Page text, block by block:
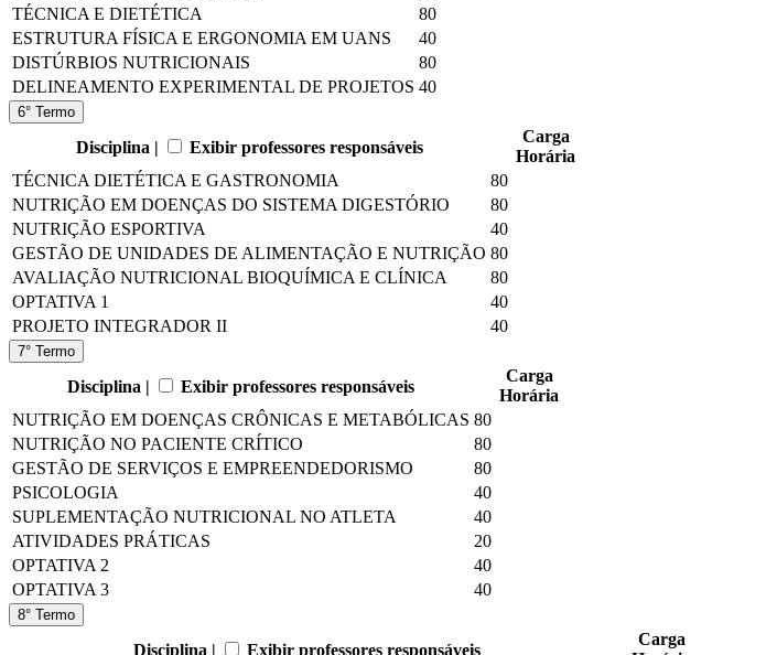
TÉCNICA E DIETÉTICA
80
ESTRUTURA FÍSICA E ERGONOMIA EM UANS
40
DISTÚRBIOS NUTRICIONAIS
80
DELINEAMENTO EXPERIMENTAL DE PROJETOS 40
6° Termo
Disciplina | Exibir professores responsáveis
Carga
Horária
TÉCNICA DIETÉTICA E GASTRONOMIA
80
NUTRIÇÃO EM DOENÇAS DO SISTEMA DIGESTÓRIO
80
NUTRIÇÃO ESPORTIVA
40
GESTÃO DE UNIDADES DE ALIMENTAÇÃO E NUTRIÇÃO 80
AVALIAÇÃO NUTRICIONAL BIOQUÍMICA E CLÍNICA
80
OPTATIVA 1
40
PROJETO INTEGRADOR II
40
7° Termo
Disciplina | Exibir professores responsáveis
Carga
Horária
NUTRIÇÃO EM DOENÇAS CRÔNICAS E METABÓLICAS 80
NUTRIÇÃO NO PACIENTE CRÍTICO
80
GESTÃO DE SERVIÇOS E EMPREENDEDORISMO
80
PSICOLOGIA
40
SUPLEMENTAÇÃO NUTRICIONAL NO ATLETA
40
ATIVIDADES PRÁTICAS
20
OPTATIVA 2
40
OPTATIVA 3
40
8° Termo
Disciplina | Exibir professores responsáveis
Carga